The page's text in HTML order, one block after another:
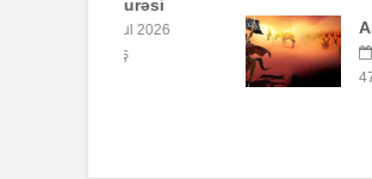
AŞURA BARƏDƏ
26 İyun 2026
47 Baxış